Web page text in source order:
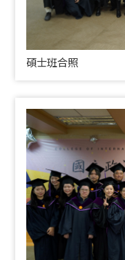
碩士班合照